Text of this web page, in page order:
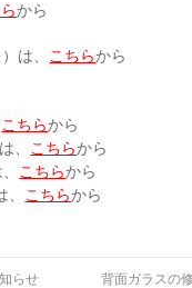
から
は、 こちらから
こちらから
、 こちらから
こちらから
こちらから
らせ 背面ガラスの